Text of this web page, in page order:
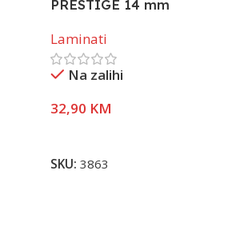
PRESTIGE 14 mm
Laminati
Na zalihi
32,90 KM
SKU:3863